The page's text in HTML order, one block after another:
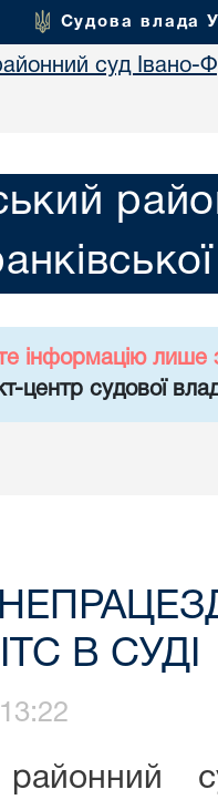
Судова влада
суд Івано-
інформацію лише
центр судової
В СУДІ